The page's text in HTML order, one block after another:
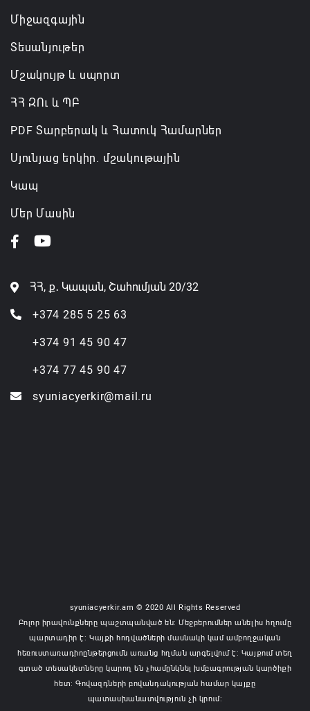
Միջազգային
Տեսանյութեր
Մշակույթ և սպորտ
ՀՀ ԶՈւ և ՊԲ
PDF Տարբերակ և Հատուկ Համարներ
Սյունյաց երկիր. մշակութային
Կապ
Մեր Մասին
ՀՀ, ք․ Կապան, Շահումյան 20/32
+374 285 5 25 63
+374 91 45 90 47
+374 77 45 90 47
syuniacyerkir@mail.ru
syuniacyerkir.am © 2020 All Rights Reserved
Բոլոր իրավունքները պաշտպանված են: Մեջբերումներ անելիս հղումը
պարտադիր է: Կայքի հոդվածների մասնակի կամ ամբողջական
հեռուստառադիոընթերցումն առանց հղման արգելվում է: Կայքում տեղ
գտած տեսակետները կարող են չհամընկնել խմբագրության կարծիքի
հետ: Գովազդների բովանդակության համար կայքը
պատասխանատվություն չի կրում: